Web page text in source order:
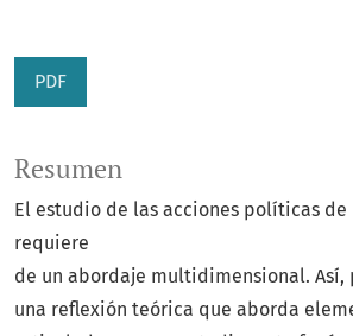
PDF
Resumen
El estudio de las acciones políticas de
requiere
de un abordaje multidimensional. Así,
una reflexión teórica que aborda